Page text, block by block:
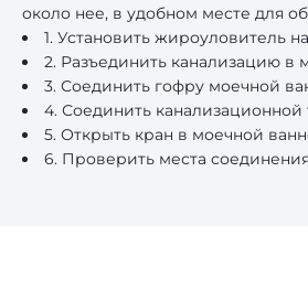
около нее, в удобном месте для
1. Установить жироуловитель
2. Разъединить канализацию в
3. Соединить гофру моечной
4. Соединить
5. Открыть кран в моечной
6. Проверить места